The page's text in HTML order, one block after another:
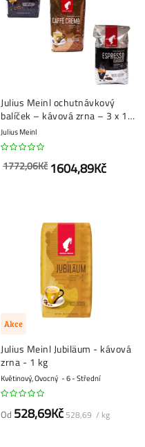
Julius Meinl ochutnávkový
balíček – kávová zrna – 3 x 1
kg
Julius Meinl
1604,89Kč
1772,06Kč
Akce
Julius Meinl Jubiläum - kávová
zrna - 1 kg
Květinový, Ovocný 6 - Střední
Od 528,69Kč 528,69 / kg